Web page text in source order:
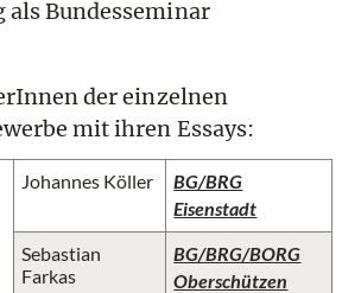
als Bundesseminar
der einzelnen
mit ihren Essays:
Johannes Köller
BG/BRG
Eisenstadt
Sebastian
Farkas
BG/BRG/BORG
Oberschützen